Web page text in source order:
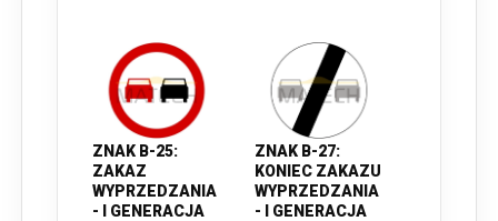
ZNAK B-25:
ZAKAZ
WYPRZEDZANIA
- I GENERACJA
ZNAK B-27:
KONIEC ZAKAZU
WYPRZEDZANIA
- I GENERACJA